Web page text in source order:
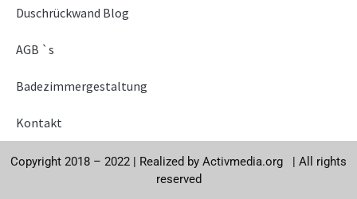
Duschrückwand Blog
AGB `s
Badezimmergestaltung
Kontakt
Copyright 2018 – 2022 | Realized by Activmedia.org | All rights
reserved